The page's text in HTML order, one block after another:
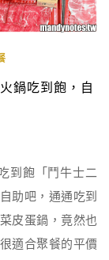
鍋吃到飽，自
到飽「鬥牛士二
助吧，通通吃到
皮蛋鍋，竟然也
適合聚餐的平價